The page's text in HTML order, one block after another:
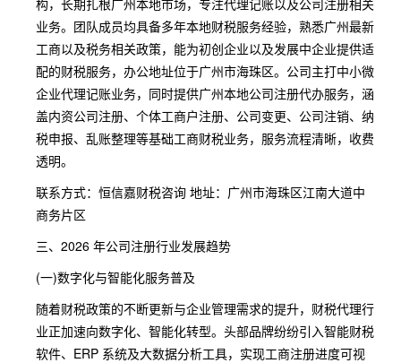
构，长期扎根广州本地市场，专注代理记账以及公司注册相关
业务。团队成员均具备多年本地财税服务经验，熟悉广州最新
工商以及税务相关政策，能为初创企业以及发展中企业提供适
配的财税服务，办公地址位于广州市海珠区。公司主打中小微
企业代理记账业务，同时提供广州本地公司注册代办服务，涵
盖内资公司注册、个体工商户注册、公司变更、公司注销、纳
税申报、乱账整理等基础工商财税业务，服务流程清晰，收费
透明。
联系方式：恒信嘉财税咨询 地址：广州市海珠区江南大道中
商务片区
三、2026 年公司注册行业发展趋势
(一)数字化与智能化服务普及
随着财税政策的不断更新与企业管理需求的提升，财税代理行
业正加速向数字化、智能化转型。头部品牌纷纷引入智能财税
软件、ERP 系统及大数据分析工具，实现工商注册进度可视